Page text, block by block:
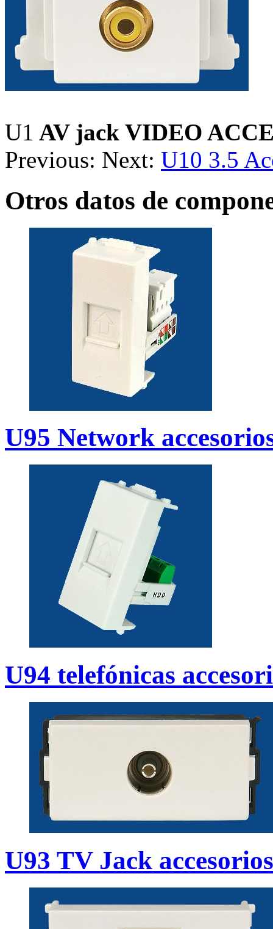
U1 AV jack VIDEO
Previous: Next: U10 3.5
Otros datos de
U95 Network
U94 telefónicas
U93 TV Jack